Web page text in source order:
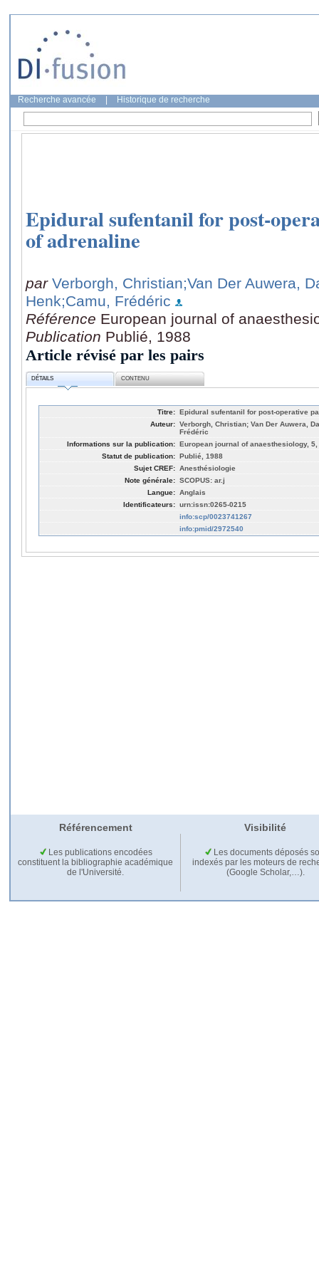
Recherche avancée Historique de recherche
Epidural sufentanil for post-
of adrenaline
par Verborgh, Christian;Van Der Auwera,
Henk;Camu, Frédéric
Référence European journal of
Publication Publié, 1988
Article révisé par les pairs
DÉTAILS CONTENU
Titre: Epidural sufentanil for post-operative
Auteur: Verborgh, Christian; Van Der Auwera,
Frédéric
Informations sur la publication: European journal of anaesthesiology, 5,
Statut de publication: Publié, 1988
Sujet CREF: Anesthésiologie
Note générale: SCOPUS: ar.j
Langue: Anglais
Identificateurs: urn:issn:0265-0215
info:scp/0023741267
info:pmid/2972540
Référencement Visibilité
Les publications encodées
constituent la bibliographie académique
de l'Université.
Les documents déposés
indexés par les moteurs de
(Google Scholar,…).